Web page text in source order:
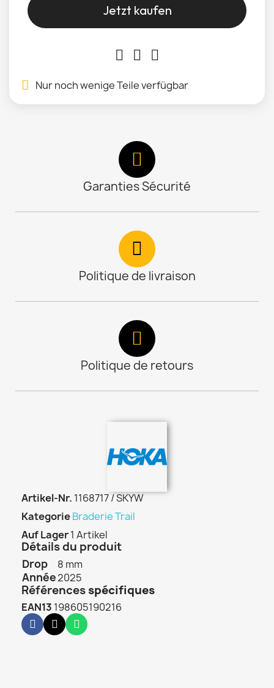
Jetzt kaufen
Nur noch wenige Teile verfügbar
Garanties Sécurité
Politique de livraison
Politique de retours
Artikel-Nr. 1168717 / SKYW
KategorieBraderie Trail
Auf Lager1 Artikel
Détails du produit
Drop 8 mm
Année2025
Références spécifiques
EAN13 198605190216